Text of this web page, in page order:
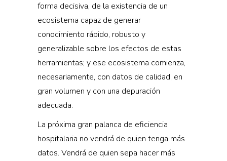
forma decisiva, de la existencia de un
ecosistema capaz de generar
conocimiento rápido, robusto y
generalizable sobre los efectos de estas
herramientas; y ese ecosistema comienza,
necesariamente, con datos de calidad, en
gran volumen y con una depuración
adecuada.
La próxima gran palanca de eficiencia
hospitalaria no vendrá de quien tenga más
datos. Vendrá de quien sepa hacer más